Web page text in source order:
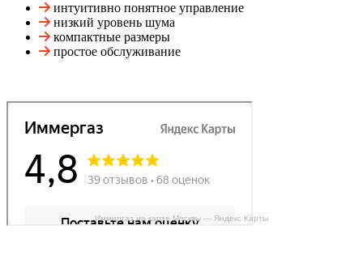
интуитивно понятное управление
низкий уровень шума
компактные размеры
простое обслуживание
Иммергаз на карте Москвы — Яндекс Карты